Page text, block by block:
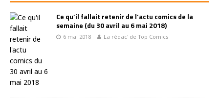
Ce qu’il fallait retenir de l’actu comics de la
semaine (du 30 avril au 6 mai 2018)
6 mai 2018 La rédac' de Top Comics